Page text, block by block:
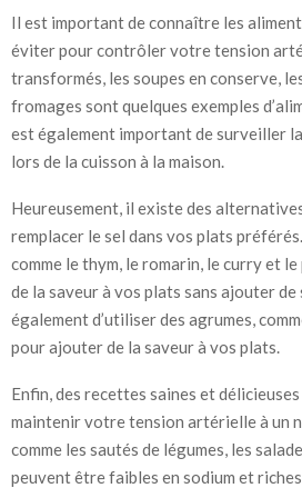
Il est important de connaître les
éviter pour contrôler votre tension
transformés, les soupes en conserve,
fromages sont quelques exemples
est également important de surveiller
lors de la cuisson à la maison.
Heureusement, il existe des
remplacer le sel dans vos plats
comme le thym, le romarin, le curry et
de la saveur à vos plats sans ajouter de
également d’utiliser des agrumes,
pour ajouter de la saveur à vos plats.
Enfin, des recettes saines et
maintenir votre tension artérielle à un
comme les sautés de légumes, les
peuvent être faibles en sodium et